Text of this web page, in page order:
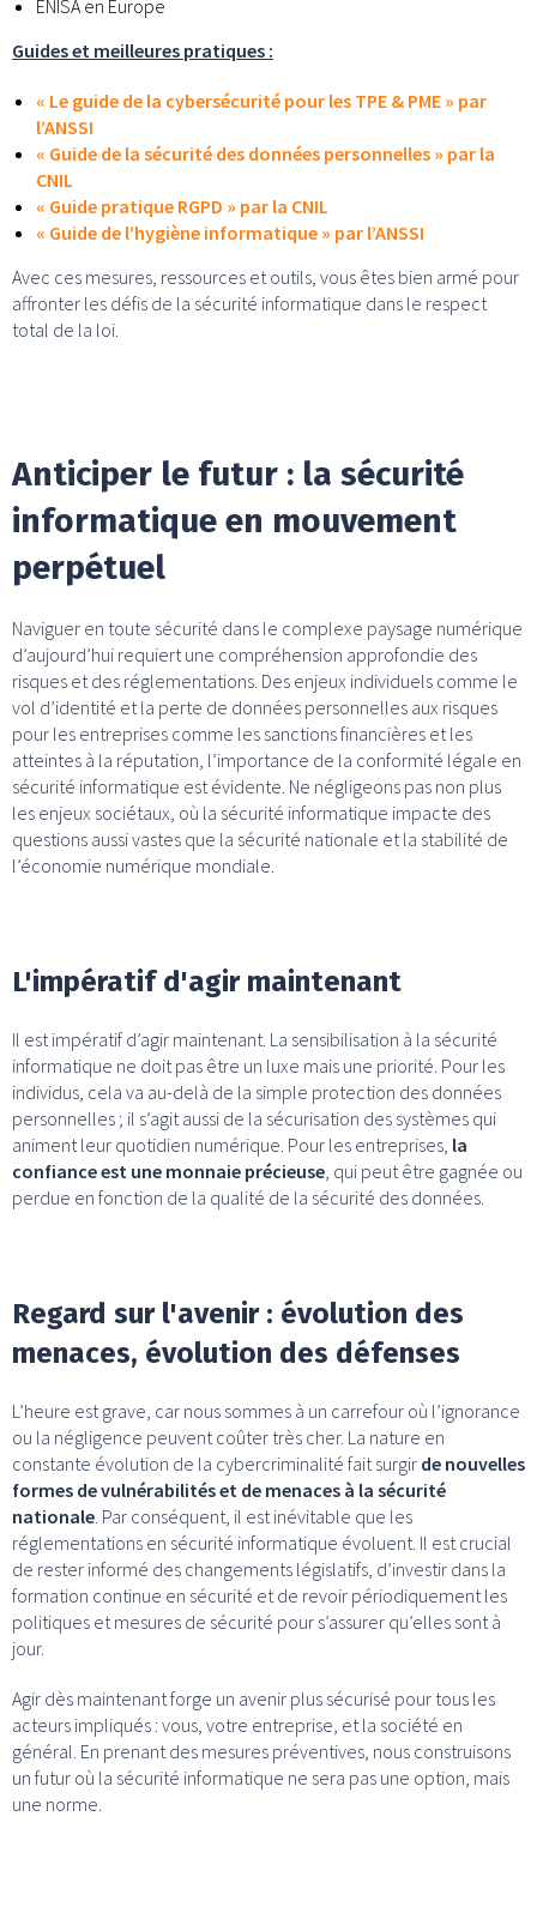
ENISA en Europe
Guides et meilleures pratiques :
« Le guide de la cybersécurité pour les TPE & PME » par
l’ANSSI
« Guide de la sécurité des données personnelles » par la
CNIL
« Guide pratique RGPD » par la CNIL
« Guide de l’hygiène informatique » par l’ANSSI
Avec ces mesures, ressources et outils, vous êtes bien armé pour
affronter les défis de la sécurité informatique dans le respect
total de la loi.
Anticiper le futur : la sécurité
informatique en mouvement
perpétuel
Naviguer en toute sécurité dans le complexe paysage numérique
d’aujourd’hui requiert une compréhension approfondie des
risques et des réglementations. Des enjeux individuels comme le
vol d’identité et la perte de données personnelles aux risques
pour les entreprises comme les sanctions financières et les
atteintes à la réputation, l’importance de la conformité légale en
sécurité informatique est évidente. Ne négligeons pas non plus
les enjeux sociétaux, où la sécurité informatique impacte des
questions aussi vastes que la sécurité nationale et la stabilité de
l’économie numérique mondiale.
L'impératif d'agir maintenant
Il est impératif d’agir maintenant. La sensibilisation à la sécurité
informatique ne doit pas être un luxe mais une priorité. Pour les
individus, cela va au-delà de la simple protection des données
personnelles ; il s’agit aussi de la sécurisation des systèmes qui
animent leur quotidien numérique. Pour les entreprises, la
confiance est une monnaie précieuse , qui peut être gagnée ou
perdue en fonction de la qualité de la sécurité des données.
Regard sur l'avenir : évolution des
menaces, évolution des défenses
L’heure est grave, car nous sommes à un carrefour où l’ignorance
ou la négligence peuvent coûter très cher. La nature en
constante évolution de la cybercriminalité fait surgir de nouvelles
formes de vulnérabilités et de menaces à la sécurité
nationale . Par conséquent, il est inévitable que les
réglementations en sécurité informatique évoluent. Il est crucial
de rester informé des changements législatifs, d’investir dans la
formation continue en sécurité et de revoir périodiquement les
politiques et mesures de sécurité pour s’assurer qu’elles sont à
jour.
Agir dès maintenant forge un avenir plus sécurisé pour tous les
acteurs impliqués : vous, votre entreprise, et la société en
général. En prenant des mesures préventives, nous construisons
un futur où la sécurité informatique ne sera pas une option, mais
une norme.